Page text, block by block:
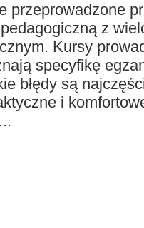
przeprowadzone
z
Kursy
specyfikę
błędy są
i